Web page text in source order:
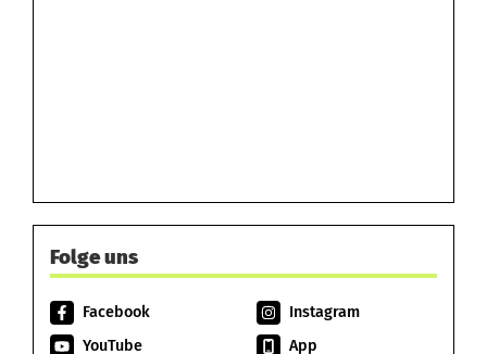
Folge uns
Facebook
Instagram
YouTube
App